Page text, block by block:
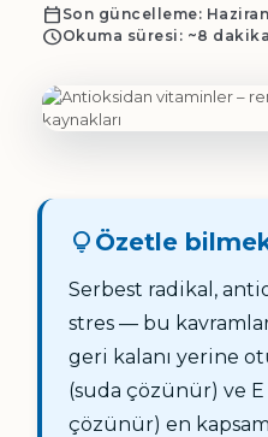
calendar_today Son güncelleme:
scheduleOkuma süresi: ~8 dakika
lightbulb Özetle
Serbest radikal,
stres — bu
geri kalanı yerine
(suda çözünür) ve
çözünür) en